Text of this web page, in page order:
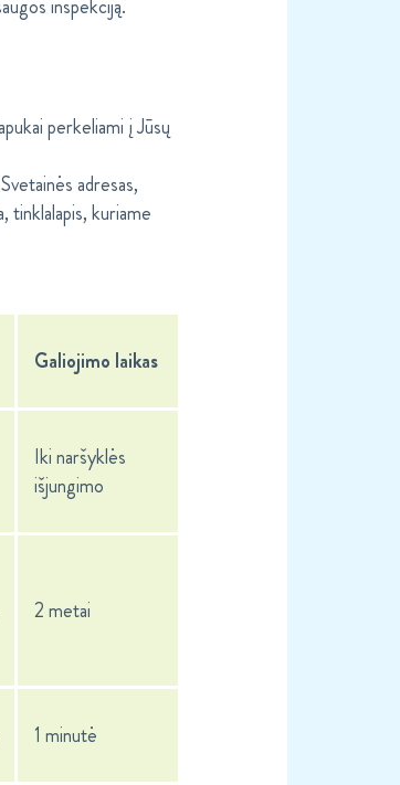
inspekciją.
perkeliami į Jūsų
adresas,
tinklalapis, kuriame
Galiojimo laikas
Iki naršyklės
išjungimo
2 metai
1 minutė